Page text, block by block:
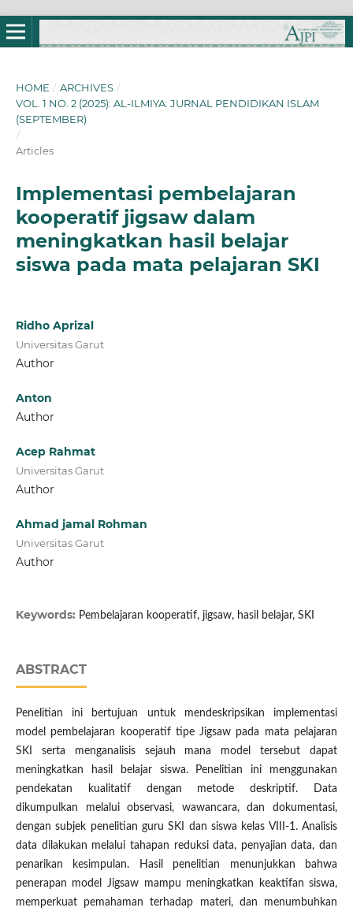
HOME / ARCHIVES /
VOL. 1 NO. 2 (2025): AL-ILMIYA: JURNAL PENDIDIKAN ISLAM
(SEPTEMBER)
/
Articles
Implementasi pembelajaran
kooperatif jigsaw dalam
meningkatkan hasil belajar
siswa pada mata pelajaran SKI
Ridho Aprizal
Universitas Garut
Author
Anton
Author
Acep Rahmat
Universitas Garut
Author
Ahmad jamal Rohman
Universitas Garut
Author
Keywords: Pembelajaran kooperatif, jigsaw, hasil belajar, SKI
ABSTRACT
Penelitian ini bertujuan untuk mendeskripsikan implementasi
model pembelajaran kooperatif tipe Jigsaw pada mata pelajaran
SKI serta menganalisis sejauh mana model tersebut dapat
meningkatkan hasil belajar siswa. Penelitian ini menggunakan
pendekatan kualitatif dengan metode deskriptif. Data
dikumpulkan melalui observasi, wawancara, dan dokumentasi,
dengan subjek penelitian guru SKI dan siswa kelas VIII-1. Analisis
data dilakukan melalui tahapan reduksi data, penyajian data, dan
penarikan kesimpulan. Hasil penelitian menunjukkan bahwa
penerapan model Jigsaw mampu meningkatkan keaktifan siswa,
memperkuat pemahaman terhadap materi, dan menumbuhkan